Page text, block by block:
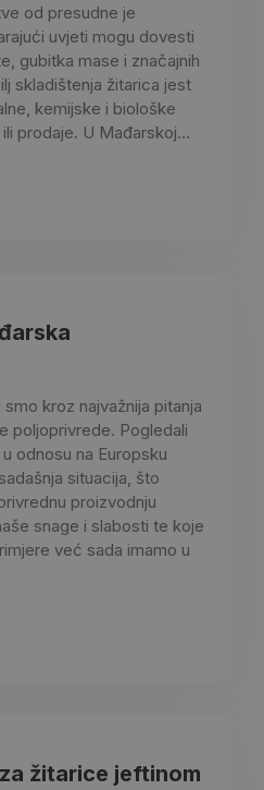
od presudne je
uvjeti mogu dovesti
gubitka mase i značajnih
skladištenja žitarica jest
kemijske i biološke
prodaje. U Mađarskoj…
kroz najvažnija pitanja
poljoprivrede. Pogledali
odnosu na Europsku
situacija, što
proizvodnju
snage i slabosti te koje
već sada imamo u
žitarice jeftinom